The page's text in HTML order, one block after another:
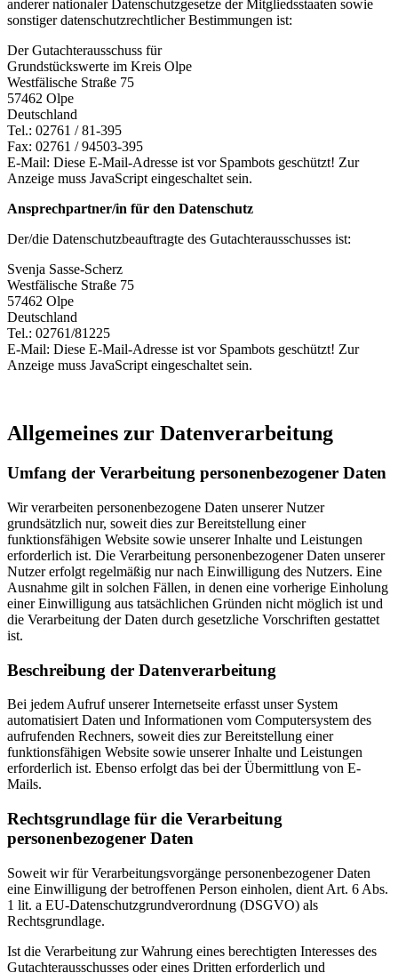
anderer nationaler Datenschutzgesetze der Mitgliedsstaaten sowie
sonstiger datenschutzrechtlicher Bestimmungen ist:
Der Gutachterausschuss für
Grundstückswerte im Kreis Olpe
Westfälische Straße 75
57462 Olpe
Deutschland
Tel.: 02761 / 81-395
Fax: 02761 / 94503-395
E-Mail: Diese E-Mail-Adresse ist vor Spambots geschützt! Zur
Anzeige muss JavaScript eingeschaltet sein.
Ansprechpartner/in für den Datenschutz
Der/die Datenschutzbeauftragte des Gutachterausschusses ist:
Svenja Sasse-Scherz
Westfälische Straße 75
57462 Olpe
Deutschland
Tel.: 02761/81225
E-Mail: Diese E-Mail-Adresse ist vor Spambots geschützt! Zur
Anzeige muss JavaScript eingeschaltet sein.
Allgemeines zur Datenverarbeitung
Umfang der Verarbeitung personenbezogener Daten
Wir verarbeiten personenbezogene Daten unserer Nutzer
grundsätzlich nur, soweit dies zur Bereitstellung einer
funktionsfähigen Website sowie unserer Inhalte und Leistungen
erforderlich ist. Die Verarbeitung personenbezogener Daten unserer
Nutzer erfolgt regelmäßig nur nach Einwilligung des Nutzers. Eine
Ausnahme gilt in solchen Fällen, in denen eine vorherige Einholung
einer Einwilligung aus tatsächlichen Gründen nicht möglich ist und
die Verarbeitung der Daten durch gesetzliche Vorschriften gestattet
ist.
Beschreibung der Datenverarbeitung
Bei jedem Aufruf unserer Internetseite erfasst unser System
automatisiert Daten und Informationen vom Computersystem des
aufrufenden Rechners, soweit dies zur Bereitstellung einer
funktionsfähigen Website sowie unserer Inhalte und Leistungen
erforderlich ist. Ebenso erfolgt das bei der Übermittlung von E-
Mails.
Rechtsgrundlage für die Verarbeitung
personenbezogener Daten
Soweit wir für Verarbeitungsvorgänge personenbezogener Daten
eine Einwilligung der betroffenen Person einholen, dient Art. 6 Abs.
1 lit. a EU-Datenschutzgrundverordnung (DSGVO) als
Rechtsgrundlage.
Ist die Verarbeitung zur Wahrung eines berechtigten Interesses des
Gutachterausschusses oder eines Dritten erforderlich und